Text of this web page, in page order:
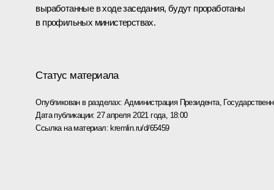
выработанные в ходе заседания, будут проработаны
в профильных министерствах.
Статус материала
Опубликован в разделах: Администрация Президента,
Дата публикации: 27 апреля 2021 года, 18:00
Ссылка на материал: kremlin.ru/d/65459